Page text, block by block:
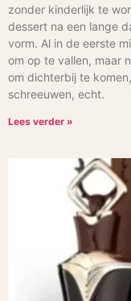
zonder kinderlijk te
dessert na een lange
vorm. Al in de eerste
om op te vallen, maar
om dichterbij te
schreeuwen, echt.
Lees verder »